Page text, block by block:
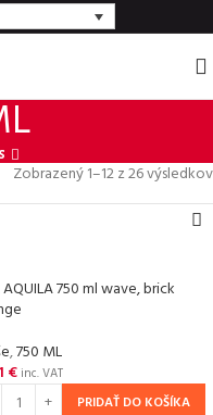
Zobrazený 1–12 z 26 výsledkov
AQUILA 750 ml wave, brick
,750 ML
€ inc. VAT
PRIDAŤ DO KOŠÍKA